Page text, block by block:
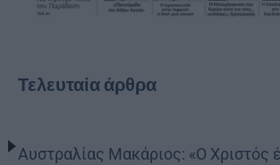
Τελευταία άρθρα
Αυστραλίας Μακάριος: «Ο Χριστός